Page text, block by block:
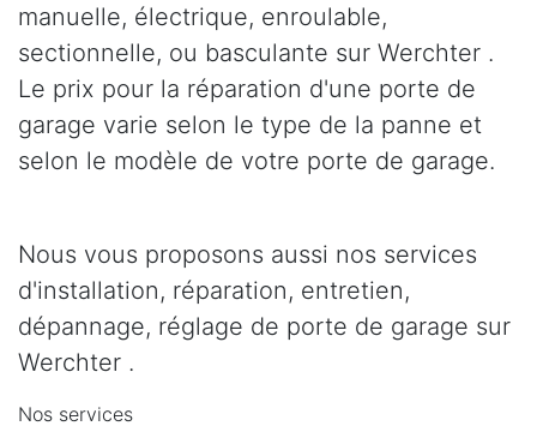
manuelle, électrique, enroulable,
sectionnelle, ou basculante sur Werchter .
Le prix pour la réparation d'une porte de
garage varie selon le type de la panne et
selon le modèle de votre porte de garage.
Nous vous proposons aussi nos services
d'installation, réparation, entretien,
dépannage, réglage de porte de garage sur
Werchter .
Nos services